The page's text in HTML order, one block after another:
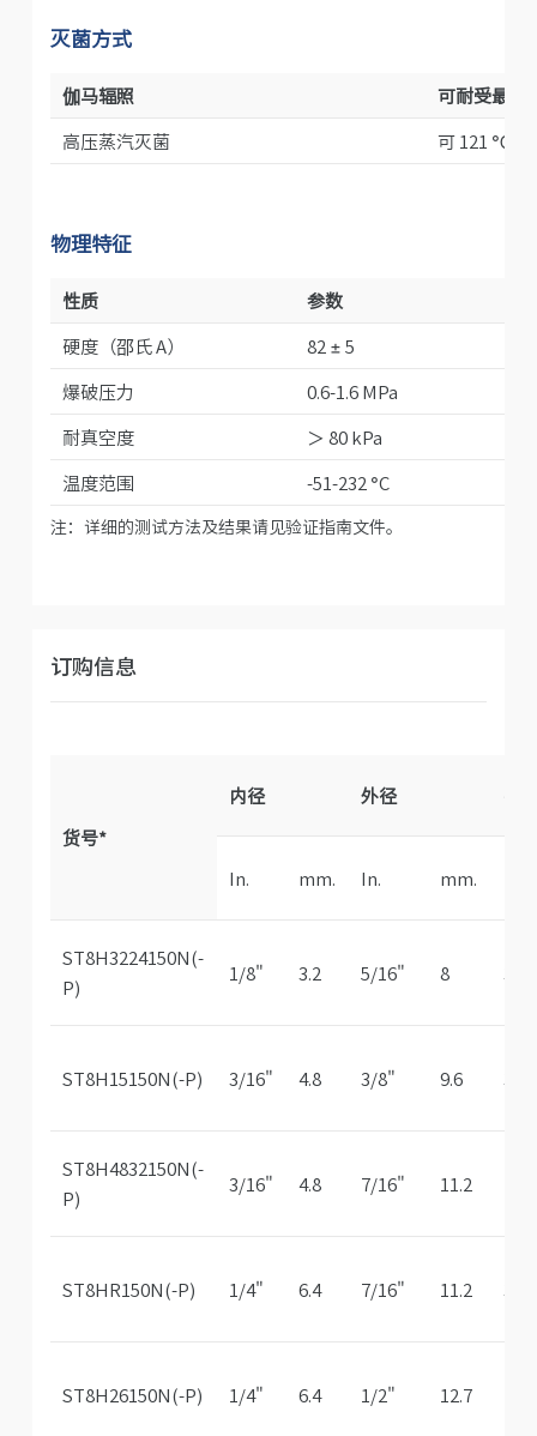
灭菌方式
伽马辐照
可耐受最高
高压蒸汽灭菌
可 121 ℃高
物理特征
性质
参数
硬度（邵氏 A）
82 ± 5
爆破压力
0.6-1.6 MPa
耐真空度
＞ 80 kPa
温度范围
-51-232 °C
注：详细的测试方法及结果请见验证指南文件。
订购信息
货号*
内径 外径
In. mm. In. mm.
ST8H3224150N(-
P)
1/8" 3.2 5/16" 8 3/
ST8H15150N(-P) 3/16" 4.8 3/8" 9.6 3/
ST8H4832150N(-
P)
3/16" 4.8 7/16" 11.2
ST8HR150N(-P) 1/4" 6.4 7/16" 11.2 3/
ST8H26150N(-P) 1/4" 6.4 1/2" 12.7